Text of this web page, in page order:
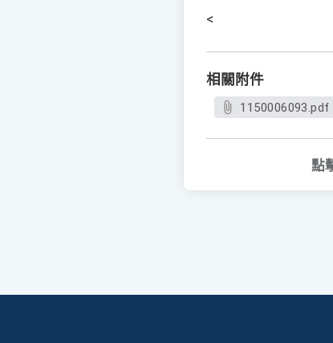
<
相關附件
1150006093.pdf
點